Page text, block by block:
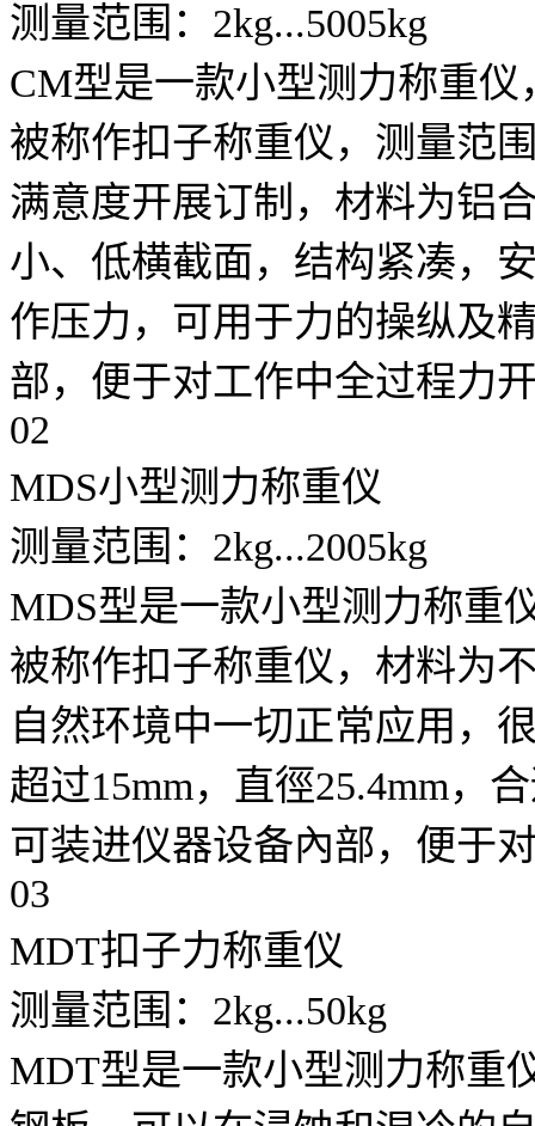
测量范围：2kg...5005kg
CM型是一款小型测力称重
被称作扣子称重仪，测量范
满意度开展订制，材料为铝
小、低横截面，结构紧凑，
作压力，可用于力的操纵及
部，便于对工作中全过程力
02
MDS小型测力称重仪
测量范围：2kg...2005kg
MDS型是一款小型测力称重
被称作扣子称重仪，材料为
自然环境中一切正常应用，
超过15mm，直徑25.4mm，
可装进仪器设备內部，便于
03
MDT扣子力称重仪
测量范围：2kg...50kg
MDT型是一款小型测力称重